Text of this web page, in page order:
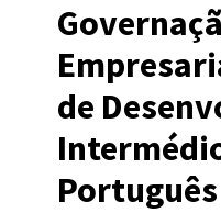
de
Português